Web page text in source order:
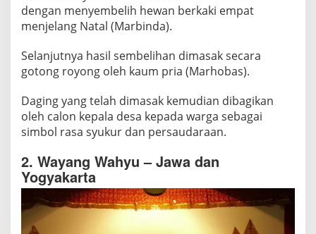
dengan menyembelih hewan berkaki empat
menjelang Natal (Marbinda).
Selanjutnya hasil sembelihan dimasak secara
gotong royong oleh kaum pria (Marhobas).
Daging yang telah dimasak kemudian dibagikan
oleh calon kepala desa kepada warga sebagai
simbol rasa syukur dan persaudaraan.
2. Wayang Wahyu – Jawa dan
Yogyakarta